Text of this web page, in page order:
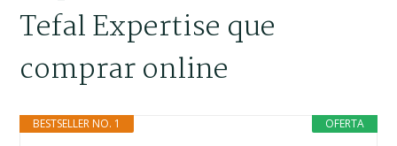
Tefal Expertise que
comprar online
OFERTA
BESTSELLER NO. 1